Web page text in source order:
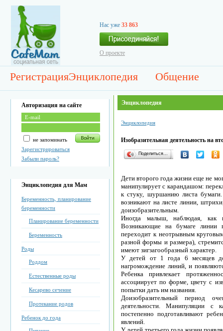
Нас уже 33 863
О проекте
РегистрацияЭнциклопедия Общение
Авторизация на сайте
не запоминать
Зарегистрироваться
Забыли пароль?
Энциклопедия для Мам
Беременность, планирование
беременности
Планирование беременности
Беременность
Роды
Роддом
Естественные роды
Кесарево сечение
Протекание родов
Ребенок до года
Энциклопедия
Энциклопедия
Изобразительная деятельность на
Поделиться…
Дети второго года жизни еще не
манипулирует с карандашом:
к стуку, шуршанию листа
возникают на листе линии,
доизобразительным.
Иногда малыш, наблюдая, как
Возникающие на бумаге линии
переходит к неотрывным
разной формы и размера),
имеют зигзагообразный характер.
У детей от 1 года 6 месяцев
нагромождение линий, и
Ребенка привлекает
ассоциирует по форме, цвету с
попытки дать им названия.
Доизобразительный период
деятельности. Манипуляции с
постепенно подготавливают
явлений.